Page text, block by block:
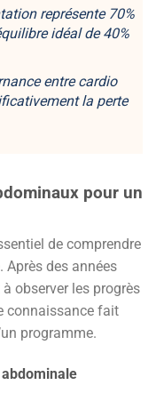
représente 70%
idéal de 40%
entre cardio
la perte
pour un
de comprendre
Après des années
observer les progrès
connaissance fait
programme.